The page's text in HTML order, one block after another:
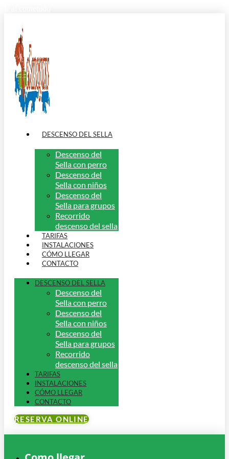
DESCENSO DEL SELLA
Descenso del
Sella con perro
Descenso del
Sella con niños
Descenso del
Sella para grupos
Recorrido
descenso del sella
TARIFAS
INSTALACIONES
CÓMO LLEGAR
CONTACTO
DESCENSO DEL SELLA
Descenso del
Sella con perro
Descenso del
Sella con niños
Descenso del
Sella para grupos
Recorrido
descenso del sella
TARIFAS
INSTALACIONES
CÓMO LLEGAR
CONTACTO
RESERVA ONLINE